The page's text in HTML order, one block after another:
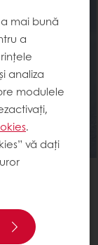
mai bună
a
analiza
modulele
.
vă dați